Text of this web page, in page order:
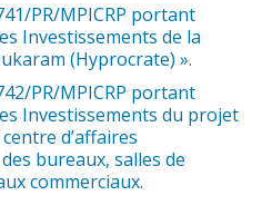
PR/MPICRP portant
Investissements de la
(Hyprocrate) ».
PR/MPICRP portant
Investissements du projet
d’affaires
bureaux, salles de
commerciaux.